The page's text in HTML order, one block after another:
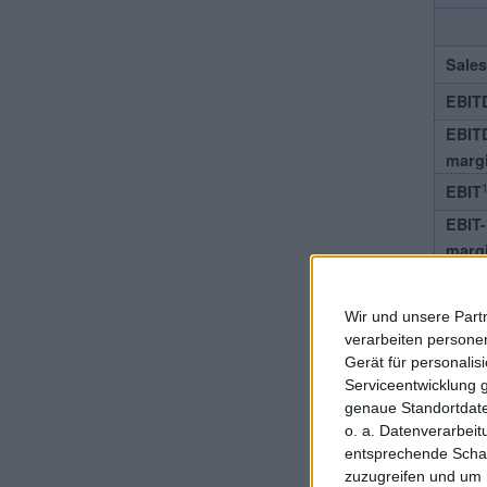
Wir und unsere
verarbeiten
Gerät für
Serviceentwicklung
genaue
o. a.
entsprechende
zuzugreifen und um
Sales
EBIT
EBIT-
Net-
%6
per